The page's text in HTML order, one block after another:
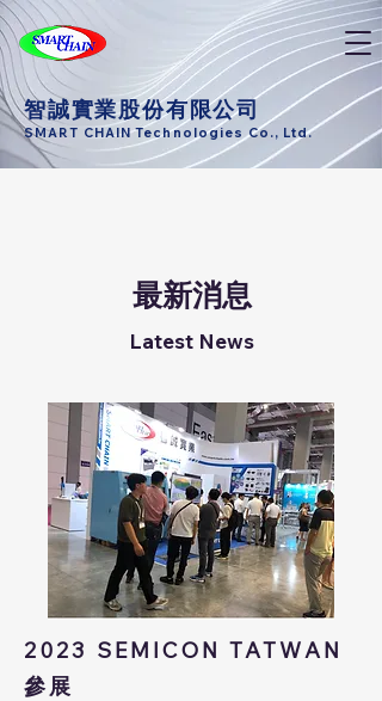
智誠實業股份有限公司
SMART CHAIN Technologies Co., Ltd.
最新消息
Latest News
2023 SEMICON TATWAN
參展